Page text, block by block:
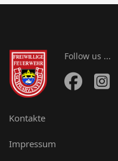
Follow us ...
Kontakte
Impressum